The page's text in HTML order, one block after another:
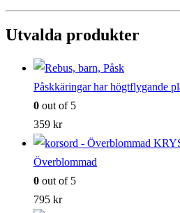
Utvalda produkter
Påskkäringar har högtflygande
0 out of 5
359 kr
Överblommad
0 out of 5
795 kr